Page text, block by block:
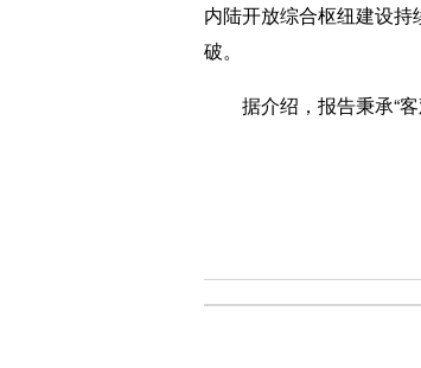
内陆开放综合枢纽建设
破。
据介绍，报告秉承“客